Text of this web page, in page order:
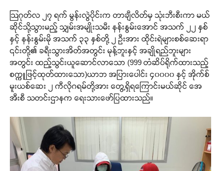
ဩဂုတ်လ ၂၇ ရက် မွန်းလွဲပိုင်းက တာချီလိတ်မှ သုံးဘီးစီးကာ မယ်
ဆိုင်သို့သွားမည့် သျှမ်းအမျိုးသမီး နန်းနွမ်းအောင် အသက် ၂၂ နှစ်
နှင့် နန်းနွမ်းမို အသက် ၃၃ နှစ်တို့ ၂ ဦးအား ထိုင်းရဲများစစ်ဆေးရာ
၎င်းတို့၏ ခရီးသွားအိတ်အတွင်း မုန့်ဘူးနှင့် အချိုရည်ဘူးများ
အတွင်း ထည့်သွင်းယူဆောင်လာသော (999 တံဆိပ်ရိုက်ထားသည့်
စက္ကူဖြင့်ထုတ်ထားသော)ယာဘ အပြားပေါင်း ၄၀၀၀၀ နှင့် အိုက်စ်
မူးယစ်ဆေး ၂ ကီလိုဂရမ်တို့အား တွေ့ရှိရကြောင်းမယ်ဆိုင် အေ
အီးစီ သတင်းဌာနက ရေးသားဖော်ပြထားသည်။